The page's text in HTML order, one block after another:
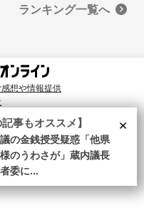
ランキング一覧へ
想や情報提供
rights reserved.
致したコンテンツや広告配信を提供する
イバシーポリシーをご確認ください。
×
記事もオススメ】
の金銭授受疑惑「他県
のうわさが」蔵内議長
委に...